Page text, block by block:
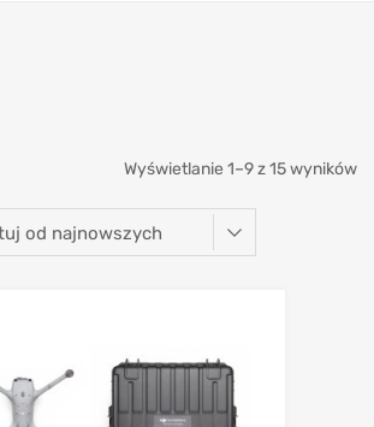
Wyświetlanie 1–9 z 15 wyników